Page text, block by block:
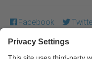
Facebook